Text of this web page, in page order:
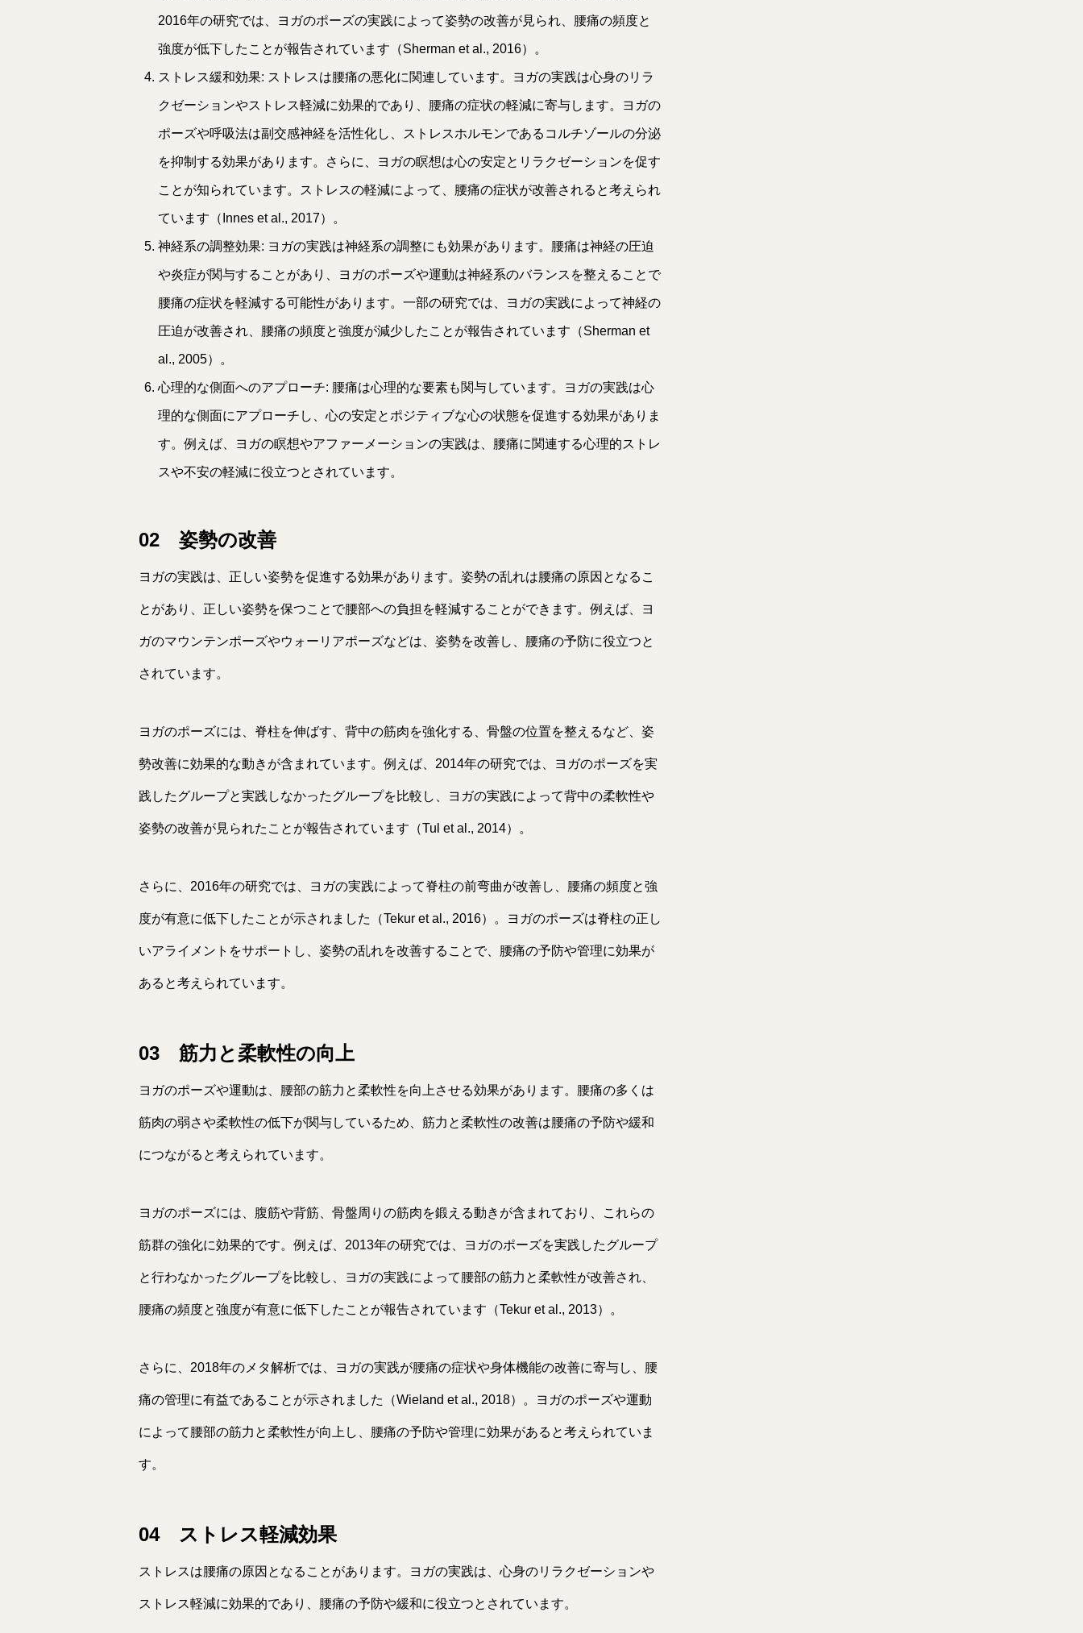
2016年の研究では、ヨガのポーズの実践によって姿勢の改善が見られ、腰痛の頻度と
強度が低下したことが報告されています（Sherman et al., 2016）。
ストレス緩和効果: ストレスは腰痛の悪化に関連しています。ヨガの実践は心身のリラ
クゼーションやストレス軽減に効果的であり、腰痛の症状の軽減に寄与します。ヨガの
ポーズや呼吸法は副交感神経を活性化し、ストレスホルモンであるコルチゾールの分泌
を抑制する効果があります。さらに、ヨガの瞑想は心の安定とリラクゼーションを促す
ことが知られています。ストレスの軽減によって、腰痛の症状が改善されると考えられ
ています（Innes et al., 2017）。
神経系の調整効果: ヨガの実践は神経系の調整にも効果があります。腰痛は神経の圧迫
や炎症が関与することがあり、ヨガのポーズや運動は神経系のバランスを整えることで
腰痛の症状を軽減する可能性があります。一部の研究では、ヨガの実践によって神経の
圧迫が改善され、腰痛の頻度と強度が減少したことが報告されています（Sherman et
al., 2005）。
心理的な側面へのアプローチ: 腰痛は心理的な要素も関与しています。ヨガの実践は心
理的な側面にアプローチし、心の安定とポジティブな心の状態を促進する効果がありま
す。例えば、ヨガの瞑想やアファーメーションの実践は、腰痛に関連する心理的ストレ
スや不安の軽減に役立つとされています。
02 姿勢の改善
ヨガの実践は、正しい姿勢を促進する効果があります。姿勢の乱れは腰痛の原因となるこ
とがあり、正しい姿勢を保つことで腰部への負担を軽減することができます。例えば、ヨ
ガのマウンテンポーズやウォーリアポーズなどは、姿勢を改善し、腰痛の予防に役立つと
されています。
ヨガのポーズには、脊柱を伸ばす、背中の筋肉を強化する、骨盤の位置を整えるなど、姿
勢改善に効果的な動きが含まれています。例えば、2014年の研究では、ヨガのポーズを実
践したグループと実践しなかったグループを比較し、ヨガの実践によって背中の柔軟性や
姿勢の改善が見られたことが報告されています（Tul et al., 2014）。
さらに、2016年の研究では、ヨガの実践によって脊柱の前弯曲が改善し、腰痛の頻度と強
度が有意に低下したことが示されました（Tekur et al., 2016）。ヨガのポーズは脊柱の正し
いアライメントをサポートし、姿勢の乱れを改善することで、腰痛の予防や管理に効果が
あると考えられています。
03 筋力と柔軟性の向上
ヨガのポーズや運動は、腰部の筋力と柔軟性を向上させる効果があります。腰痛の多くは
筋肉の弱さや柔軟性の低下が関与しているため、筋力と柔軟性の改善は腰痛の予防や緩和
につながると考えられています。
ヨガのポーズには、腹筋や背筋、骨盤周りの筋肉を鍛える動きが含まれており、これらの
筋群の強化に効果的です。例えば、2013年の研究では、ヨガのポーズを実践したグループ
と行わなかったグループを比較し、ヨガの実践によって腰部の筋力と柔軟性が改善され、
腰痛の頻度と強度が有意に低下したことが報告されています（Tekur et al., 2013）。
さらに、2018年のメタ解析では、ヨガの実践が腰痛の症状や身体機能の改善に寄与し、腰
痛の管理に有益であることが示されました（Wieland et al., 2018）。ヨガのポーズや運動
によって腰部の筋力と柔軟性が向上し、腰痛の予防や管理に効果があると考えられていま
す。
04 ストレス軽減効果
ストレスは腰痛の原因となることがあります。ヨガの実践は、心身のリラクゼーションや
ストレス軽減に効果的であり、腰痛の予防や緩和に役立つとされています。